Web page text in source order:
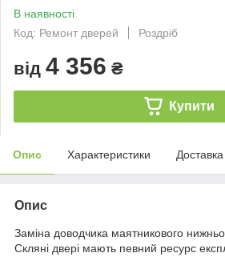
В наявності
Код: Ремонт дверей
Роздріб
від 4 356 ₴
Купити
Опис Характеристики Доставка
Опис
Заміна доводчика маятникового
Скляні двері мають певний ресурс